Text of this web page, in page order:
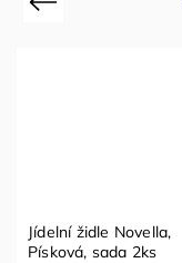
Jídelní židle Novella,
Písková, sada 2ks